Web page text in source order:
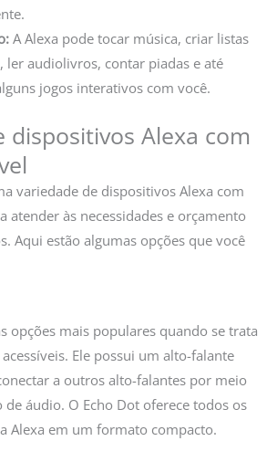
A Alexa pode tocar música, criar listas
ler audiolivros, contar piadas e até
jogos interativos com você.
dispositivos Alexa com
variedade de dispositivos Alexa com
atender às necessidades e orçamento
Aqui estão algumas opções que você
opções mais populares quando se trata
Ele possui um alto-falante
a outros alto-falantes por meio
áudio. O Echo Dot oferece todos os
Alexa em um formato compacto.